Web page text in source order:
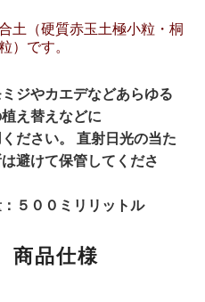
土（硬質赤玉土極小粒・桐
）です。
ジやカエデなどあらゆる
え替えなどに
ださい。 直射日光の当た
避けて保管してくださ
５００ミリリットル
商品仕様